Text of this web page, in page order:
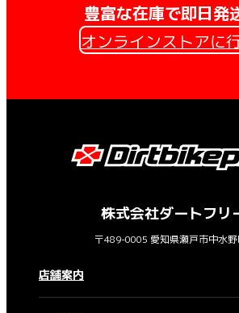
豊富な在庫で即日発
オンラインストアに
株式会社ダートフリ
〒489-0005 愛知県瀬戸市中水
店舗案内